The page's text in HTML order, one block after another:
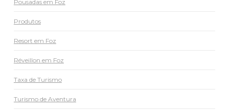
Pousadas em Foz
Produtos
Resort em Foz
Réveillon em Foz
Taxa de Turismo
Turismo de Aventura